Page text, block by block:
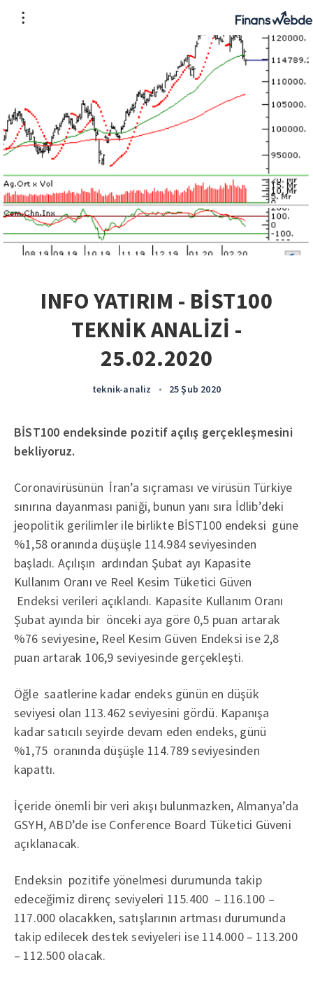
INFO YATIRIM - BİST100
TEKNİK ANALİZİ -
25.02.2020
teknik-analiz • 25 Şub 2020
BİST100 endeksinde pozitif açılış gerçekleşmesini
bekliyoruz.
Coronavirüsünün İran’a sıçraması ve virüsün Türkiye
sınırına dayanması paniği, bunun yanı sıra İdlib’deki
jeopolitik gerilimler ile birlikte BİST100 endeksi güne
%1,58 oranında düşüşle 114.984 seviyesinden
başladı. Açılışın ardından Şubat ayı Kapasite
Kullanım Oranı ve Reel Kesim Tüketici Güven
Endeksi verileri açıklandı. Kapasite Kullanım Oranı
Şubat ayında bir önceki aya göre 0,5 puan artarak
%76 seviyesine, Reel Kesim Güven Endeksi ise 2,8
puan artarak 106,9 seviyesinde gerçekleşti.
Öğle saatlerine kadar endeks günün en düşük
seviyesi olan 113.462 seviyesini gördü. Kapanışa
kadar satıcılı seyirde devam eden endeks, günü
%1,75 oranında düşüşle 114.789 seviyesinden
kapattı.
İçeride önemli bir veri akışı bulunmazken, Almanya’da
GSYH, ABD’de ise Conference Board Tüketici Güveni
açıklanacak.
Endeksin pozitife yönelmesi durumunda takip
edeceğimiz direnç seviyeleri 115.400 – 116.100 –
117.000 olacakken, satışlarının artması durumunda
takip edilecek destek seviyeleri ise 114.000 – 113.200
– 112.500 olacak.